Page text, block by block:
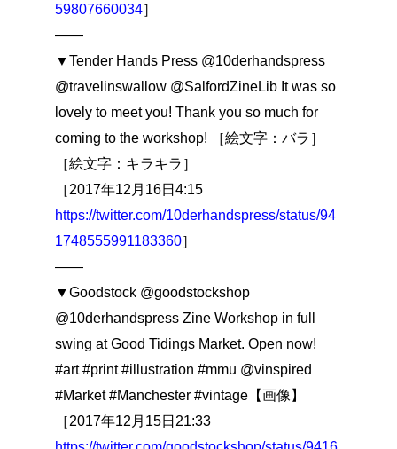
59807660034］
――
▼Tender Hands Press @10derhandspress
@travelinswallow @SalfordZineLib It was so
lovely to meet you! Thank you so much for
coming to the workshop! ［絵文字：バラ］
［絵文字：キラキラ］
［2017年12月16日4:15
https://twitter.com/10derhandspress/status/94
1748555991183360］
――
▼Goodstock @goodstockshop
@10derhandspress Zine Workshop in full
swing at Good Tidings Market. Open now!
#art #print #illustration #mmu @vinspired
#Market #Manchester #vintage【画像】
［2017年12月15日21:33